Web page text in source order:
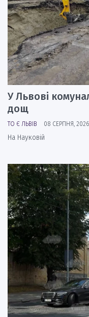
У Львові
дощ
ТО Є ЛЬВІВ 08 СЕРПНЯ, 2026
На Науковій